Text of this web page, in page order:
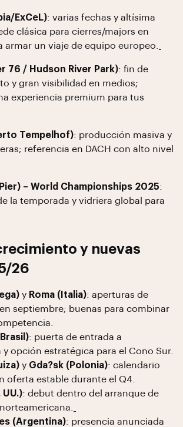
ExCeL): varias fechas y altísima
clásica para cierres/majors en
armar un viaje de equipo europeo.
76 / Hudson River Park): fin de
y gran visibilidad en medios;
experiencia premium para tus
Tempelhof): producción masiva y
referencia en DACH con alto nivel
– World Championships 2025:
la temporada y vidriera global para
y nuevas
26
y Roma (Italia): aperturas de
septiembre; buenas para combinar
: puerta de entrada a
y opción estratégica para el Cono Sur.
y Gda?sk (Polonia): calendario
oferta estable durante el Q4.
UU.): debut dentro del arranque de
(Argentina): presencia anunciada